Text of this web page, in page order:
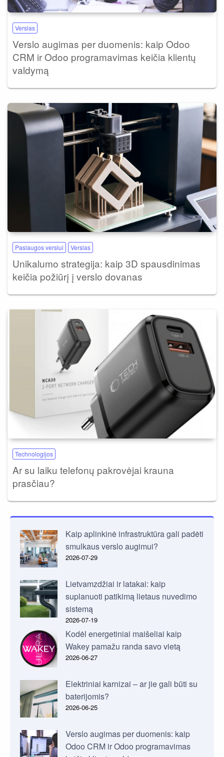
Verslas
Verslo augimas per duomenis: kaip Odoo
CRM ir Odoo programavimas keičia klientų
valdymą
Paslaugos verslui Verslas
Unikalumo strategija: kaip 3D spausdinimas
keičia požiūrį į verslo dovanas
Technologijos
Ar su laiku telefonų pakrovėjai krauna
prasčiau?
Kaip aplinkinė infrastruktūra gali padėti
smulkaus verslo augimui?
2026-07-29
Lietvamzdžiai ir latakai: kaip
suplanuoti patikimą lietaus nuvedimo
sistemą
2026-07-19
Kodėl energetiniai maišeliai kaip
Wakey pamažu randa savo vietą
2026-06-27
Elektriniai karnizai – ar jie gali būti su
baterijomis?
2026-06-25
Verslo augimas per duomenis: kaip
Odoo CRM ir Odoo programavimas